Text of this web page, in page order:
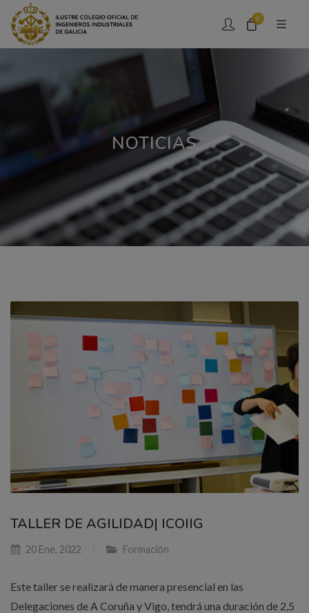
0
NOTICIAS
TALLER DE AGILIDAD| ICOIIG
20 Ene, 2022 Formación
Este taller se realizará de manera presencial en las
Delegaciones de A Coruña y Vigo, tendrá una duración de 2,5